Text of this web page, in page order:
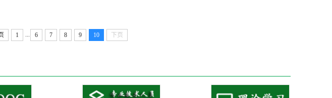
1 6 7 8 9 10 下页